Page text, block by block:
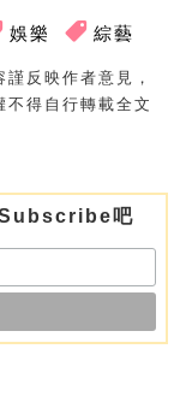
娛樂 綜藝
反映作者意見，
得自行轉載全文
Subscribe吧